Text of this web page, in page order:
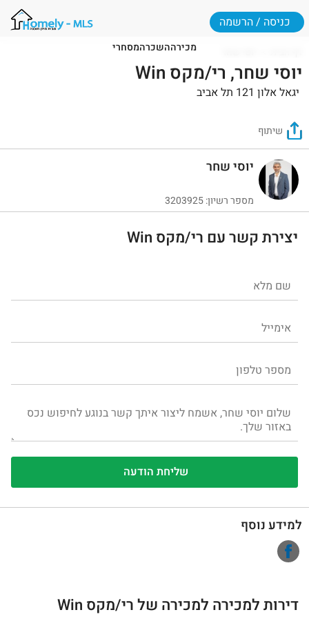
מכירההשכרהמסחרי
כניסה / הרשמה
יוסי שחר, רי/מקס Win
יגאל אלון 121 תל אביב
שיתוף
יוסי שחר
מספר רשיון: 3203925
יצירת קשר עם רי/מקס Win
למידע נוסף
דירות למכירה למכירה של רי/מקס Win